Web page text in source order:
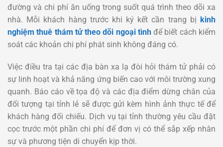
đường và chi phí ăn uống trong suốt quá trình theo dõi xa
nhà. Mỗi khách hàng trước khi ký kết cần trang bị kinh
nghiệm thuê thám tử theo dõi ngoại tìnhđể biết cách kiểm
soát các khoản chi phí phát sinh không đáng có.
Việc điều tra tại các địa bàn xa lạ đòi hỏi thám tử phải có
sự linh hoạt và khả năng ứng biến cao với môi trường xung
quanh. Báo cáo về tọa độ và các địa điểm dừng chân của
đối tượng tại tỉnh lẻ sẽ được gửi kèm hình ảnh thực tế để
khách hàng đối chiếu. Dịch vụ tại tỉnh thường yêu cầu đặt
cọc trước một phần chi phí để đơn vị có thể sắp xếp nhân
sự và phương tiện di chuyển kịp thời.